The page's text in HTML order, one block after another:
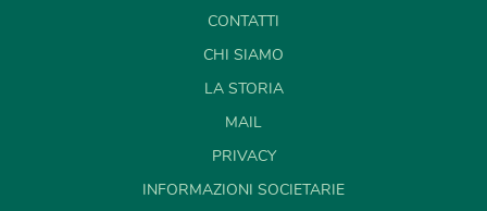
CONTATTI
CHI SIAMO
LA STORIA
MAIL
PRIVACY
INFORMAZIONI SOCIETARIE